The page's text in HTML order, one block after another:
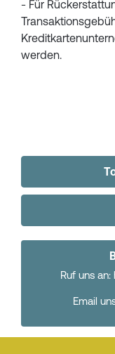
- Für
werden.
Ruf uns
Email